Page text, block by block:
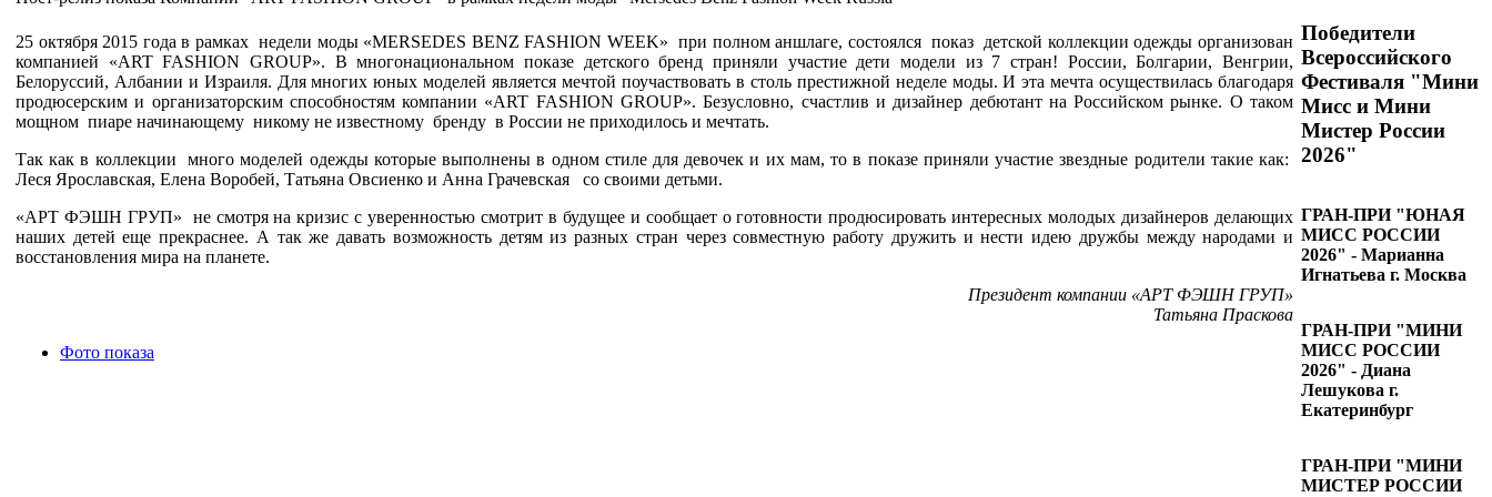
25 октября 2015 года в рамках недели моды «MERSEDES BENZ FASHION WEEK» при полном аншлаге, состоялся показ детской коллекции одежды организован
компанией «ART FASHION GRОUP». В многонациональном показе детского бренд приняли участие дети модели из 7 стран! России, Болгарии, Венгрии,
Белоруссий, Албании и Израиля. Для многих юных моделей является мечтой поучаствовать в столь престижной неделе моды. И эта мечта осуществилась благодаря
продюсерским и организаторским способностям компании «ART FASHION GRОUP». Безусловно, счастлив и дизайнер дебютант на Российском рынке. О таком
мощном пиаре начинающему никому не известному бренду в России не приходилось и мечтать.
Так как в коллекции много моделей одежды которые выполнены в одном стиле для девочек и их мам, то в показе приняли участие звездные родители такие как:
Леся Ярославская, Елена Воробей, Татьяна Овсиенко и Анна Грачевская со своими детьми.
«АРТ ФЭШН ГРУП» не смотря на кризис с уверенностью смотрит в будущее и сообщает о готовности продюсировать интересных молодых дизайнеров делающих
наших детей еще прекраснее. А так же давать возможность детям из разных стран через совместную работу дружить и нести идею дружбы между народами и
восстановления мира на планете.
Президент компании «АРТ ФЭШН ГРУП»
Татьяна Праскова
Фото показа
Победители
Всероссийского
Фестиваля "Мини
Мисс и Мини
Мистер России
2026"
ГРАН-ПРИ "ЮНАЯ
МИСС РОССИИ
2026" - Марианна
Игнатьева г. Москва
ГРАН-ПРИ "МИНИ
МИСС РОССИИ
2026" - Диана
Лешукова г.
Екатеринбург
ГРАН-ПРИ "МИНИ
МИСТЕР РОССИИ